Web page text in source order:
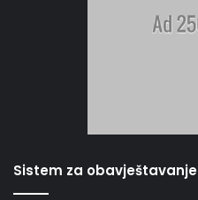
Sistem za obavještavanje